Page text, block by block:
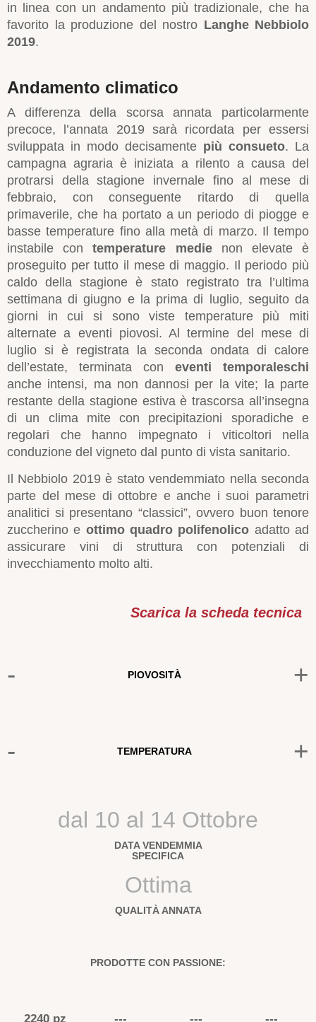
in linea con un andamento più tradizionale, che ha
favorito la produzione del nostro Langhe Nebbiolo
2019.
Andamento climatico
A differenza della scorsa annata particolarmente
precoce, l’annata 2019 sarà ricordata per essersi
sviluppata in modo decisamente più consueto. La
campagna agraria è iniziata a rilento a causa del
protrarsi della stagione invernale fino al mese di
febbraio, con conseguente ritardo di quella
primaverile, che ha portato a un periodo di piogge e
basse temperature fino alla metà di marzo. Il tempo
instabile contemperature medienon elevate è
proseguito per tutto il mese di maggio. Il periodo più
caldo della stagione è stato registrato tra l’ultima
settimana di giugno e la prima di luglio, seguito da
giorni in cui si sono viste temperature più miti
alternate a eventi piovosi. Al termine del mese di
luglio si è registrata la seconda ondata di calore
dell’estate, terminata con eventi temporaleschi
anche intensi, ma non dannosi per la vite; la parte
restante della stagione estiva è trascorsa all’insegna
di un clima mite con precipitazioni sporadiche e
regolari che hanno impegnato i viticoltori nella
conduzione del vigneto dal punto di vista sanitario.
Il Nebbiolo 2019 è stato vendemmiato nella seconda
parte del mese di ottobre e anche i suoi parametri
analitici si presentano “classici”, ovvero buon tenore
zuccherino e ottimo quadro polifenolico adatto ad
assicurare vini di struttura con potenziali di
invecchiamento molto alti.
Scarica la scheda tecnica
- PIOVOSITÀ +
- TEMPERATURA +
dal 10 al 14 Ottobre
DATA VENDEMMIA
SPECIFICA
Ottima
QUALITÀ ANNATA
PRODOTTE CON PASSIONE:
2240 pz --- --- ---